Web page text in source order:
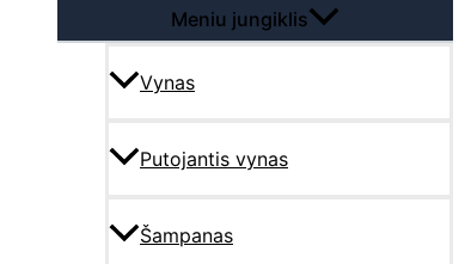
Meniu jungiklis
Vynas
Putojantis vynas
Šampanas